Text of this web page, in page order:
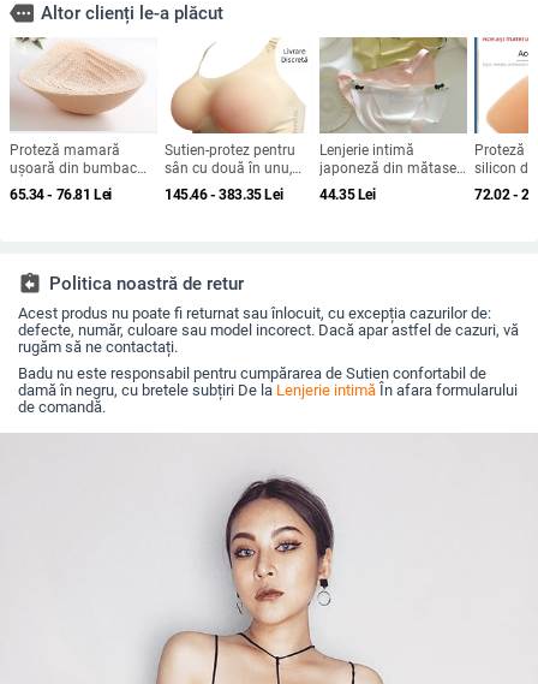
more Altor clienți le-a plăcut
Proteză mamară
ușoară din bumbac
pentru perioada
inițială post-
înot.
65.34 - 76.81 Lei
Sutien-protez pentru
sân cu două în unu,
inserții din silicon
realiste pentru cross-
145.46 - 383.35Lei
Lenjerie intimă
japoneză din mătase
de gheață, fără urme,
pentru femei, sexy, cu
44.35Lei
Proteză
silicon
femei,
72.02 -
assignment_return Politica noastră de retur
Acest produs nu poate fi returnat sau înlocuit, cu excepția cazurilor de:
defecte, număr, culoare sau model incorect. Dacă apar astfel de cazuri, vă
rugăm să ne contactați.
Badu nu este responsabil pentru cumpărarea de Sutien confortabil de
damă în negru, cu bretele subțiri De la Lenjerie intimă În afara formularului
de comandă.